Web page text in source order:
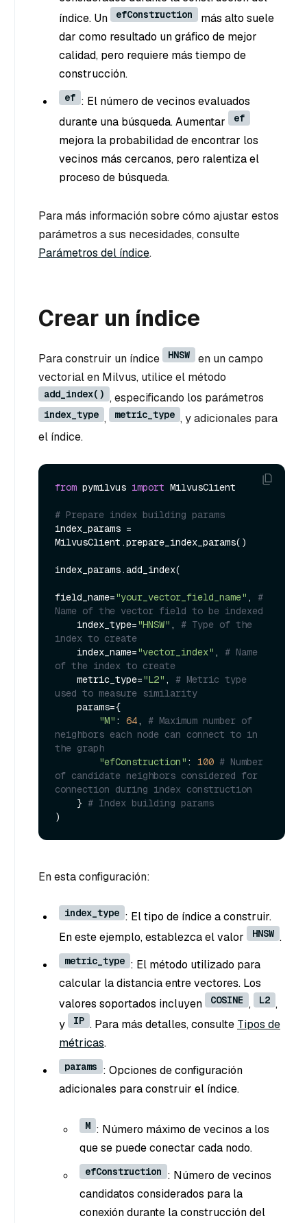
índice. Un
efConstruction
más alto suele
dar como resultado un gráfico de mejor
calidad, pero requiere más tiempo de
construcción.
ef : El número de vecinos evaluados
durante una búsqueda. Aumentar
ef
mejora la probabilidad de encontrar los
vecinos más cercanos, pero ralentiza el
proceso de búsqueda.
Para más información sobre cómo ajustar estos
parámetros a sus necesidades, consulte
Parámetros del índice.
Crear un índice
Para construir un índice HNSW
en un campo
vectorial en Milvus, utilice el método
add_index() , especificando los parámetros
index_type , metric_type , y adicionales para
el índice.
from pymilvus import MilvusClient
# Prepare index building params
index_params =
MilvusClient.prepare_index_params()
index_params.add_index(
field_name="your_vector_field_name" , #
Name of the vector field to be indexed
    index_type=
"HNSW" , # Type of the
index to create
    index_name=
"vector_index" , # Name
of the index to create
    metric_type=
"L2" , # Metric type
used to measure similarity
"M" : 64, # Maximum number of
neighbors each node can connect to in
the graph
"efConstruction" : 100 # Number
of candidate neighbors considered for
connection during index construction
    }
# Index building params
En esta configuración:
index_type : El tipo de índice a construir.
En este ejemplo, establezca el valor
HNSW .
metric_type : El método utilizado para
calcular la distancia entre vectores. Los
valores soportados incluyen
COSINE , L2 ,
y
IP . Para más detalles, consulte Tipos de
métricas.
params : Opciones de configuración
adicionales para construir el índice.
M : Número máximo de vecinos a los
que se puede conectar cada nodo.
efConstruction : Número de vecinos
candidatos considerados para la
conexión durante la construcción del